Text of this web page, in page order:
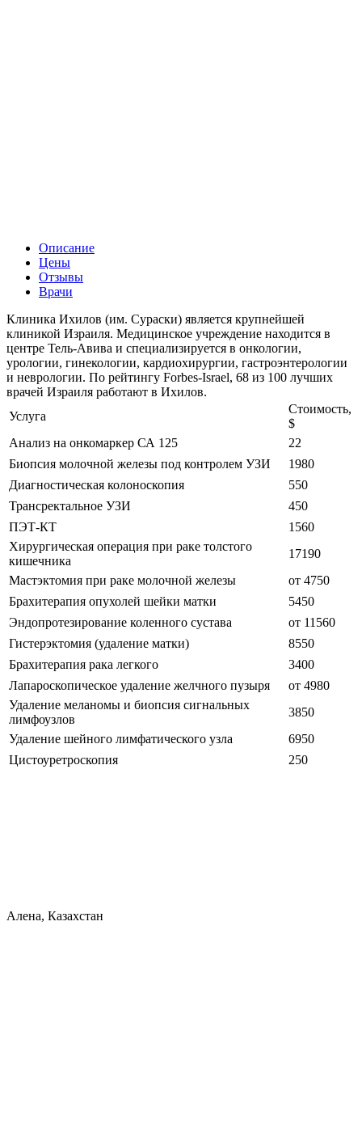
Описание
Цены
Отзывы
Врачи
Клиника Ихилов (им. Сураски) является крупнейшей
клиникой Израиля. Медицинское учреждение находится в
центре Тель-Авива и специализируется в онкологии,
урологии, гинекологии, кардиохирургии, гастроэнтерологии
и неврологии. По рейтингу Forbes-Israel, 68 из 100 лучших
врачей Израиля работают в Ихилов.
Услуга
Стоимость,
$
Анализ на онкомаркер СА 125
22
Биопсия молочной железы под контролем УЗИ
1980
Диагностическая колоноскопия
550
Трансректальное УЗИ
450
ПЭТ-КТ
1560
Хирургическая операция при раке толстого
кишечника
17190
Мастэктомия при раке молочной железы
от 4750
Брахитерапия опухолей шейки матки
5450
Эндопротезирование коленного сустава
от 11560
Гистерэктомия (удаление матки)
8550
Брахитерапия рака легкого
3400
Лапароскопическое удаление желчного пузыря
от 4980
Удаление меланомы и биопсия сигнальных
лимфоузлов
3850
Удаление шейного лимфатического узла
6950
Цистоуретроскопия
250
Алена, Казахстан